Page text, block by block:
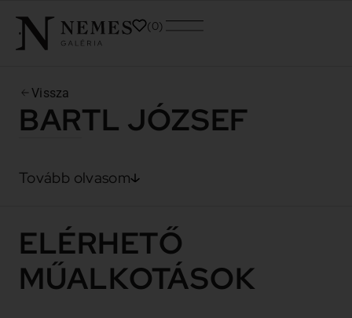
0
Vissza
BARTL JÓZSEF
Tovább olvasom
ELÉRHETŐ
MŰALKOTÁSOK